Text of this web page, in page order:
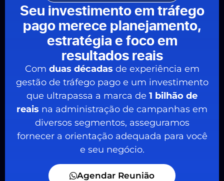
Seu investimento em tráfego
pago merece planejamento,
estratégia e foco em
resultados reais
Com duas décadas de experiência em
gestão de tráfego pago e um investimento
que ultrapassa a marca de 1 bilhão de
reais na administração de campanhas em
diversos segmentos, asseguramos
fornecer a orientação adequada para você
e seu negócio.
Agendar Reunião